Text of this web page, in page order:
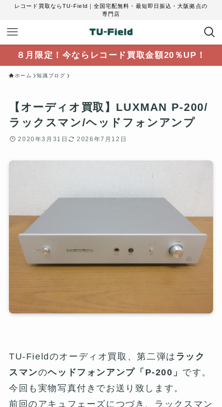
レコード買取ならTU-Field｜全国宅配無料・最短即日振込・大阪拠点の
専門店
８月限定！今ならレコード買取金額20％UP！
ホーム 知識ブログ
【オーディオ買取】LUXMAN P-200/
ラックスマン/ヘッドフォンアンプ
2020年3月31日 2026年7月12日
TU-Fieldのオーディオ買取、第二弾は ラック
スマンのヘッドフォンアンプ「P-200」 です。
今回も実物写真付きでお送り致します。
前回のアキュフェーズにつづき、ラックスマン